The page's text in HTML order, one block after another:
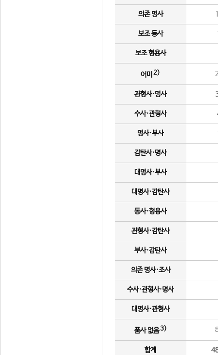
의존 명사
보조 동사
보조 형용사
어미 2)
관형사·명사
수사·관형사
명사·부사
감탄사·명사
대명사·부사
대명사·감탄사
동사·형용사
관형사·감탄사
부사·감탄사
의존 명사·조사
수사·관형사·명사
대명사·관형사
품사 없음3)
합계